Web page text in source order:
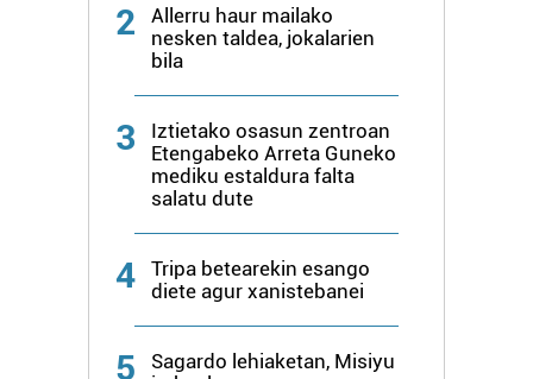
2
Allerru haur mailako
nesken taldea, jokalarien
bila
3
Iztietako osasun zentroan
Etengabeko Arreta Guneko
mediku estaldura falta
salatu dute
4
Tripa betearekin esango
diete agur xanistebanei
5
Sagardo lehiaketan, Misiyu